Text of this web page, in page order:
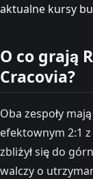
aktualne kursy
O co grają
Cracovia?
Oba zespoły
efektownym 2:1
zbliżył się do
walczy o